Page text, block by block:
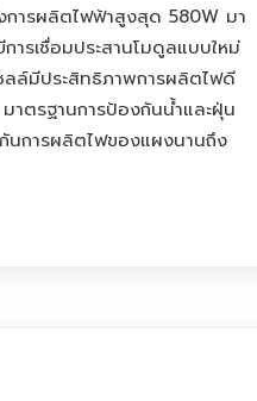
ารผลิตไฟฟ้าสูงสุด 580W มา
ารเชื่อมประสานโมดูลแบบใหม่
ลล์มีประสิทธิภาพการผลิตไฟดี
าตรฐานการป้องกันน้ำและฝุ่น
นการผลิตไฟของแผงนานถึง